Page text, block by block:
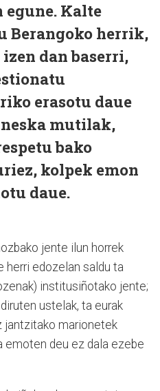
egune. Kalte
Berangoko herrik,
dan baserri,
erasotu daue
mutilak,
bako
kolpek emon
daue.
jente ilun horrek
herri edozelan saldu ta
institusiñotako jente;
ustelak, ta eurak
jantzitako marionetek
emoten deu ez dala ezebe